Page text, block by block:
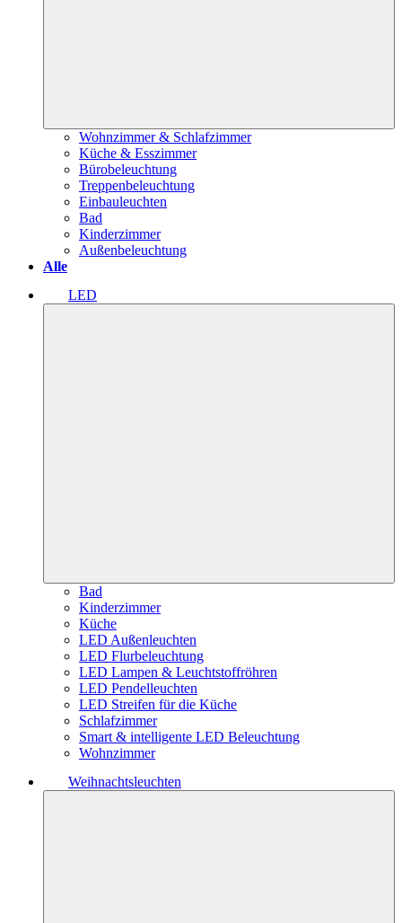
Wohnzimmer & Schlafzimmer
Küche & Esszimmer
Bürobeleuchtung
Treppenbeleuchtung
Einbauleuchten
Bad
Kinderzimmer
Außenbeleuchtung
Alle
LED
Bad
Kinderzimmer
Küche
LED Außenleuchten
LED Flurbeleuchtung
LED Lampen & Leuchtstoffröhren
LED Pendelleuchten
LED Streifen für die Küche
Schlafzimmer
Smart & intelligente LED Beleuchtung
Wohnzimmer
Weihnachtsleuchten